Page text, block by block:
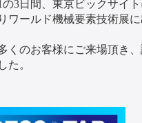
の3日間、東京ビックサイ
ワールド機械要素技術展
くのお客様にご来場頂き
た。